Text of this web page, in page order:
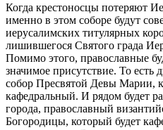
Когда крестоносцы потеряют
именно в этом соборе будут
иерусалимских титулярных
лишившегося Святого града
Помимо этого, православные
значимое присутствие. То есть
собор Пресвятой Девы Марии,
кафедральный. И рядом будет
города, православный
Богородицы, который будет